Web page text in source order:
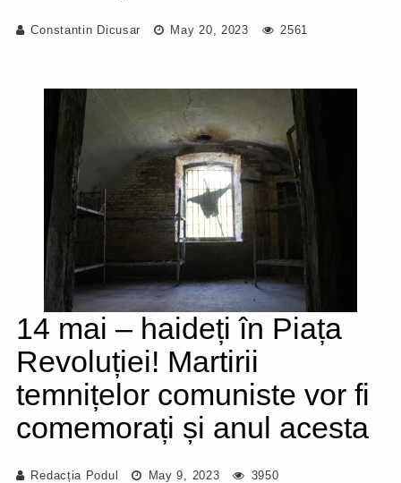
Constantin Dicusar May 20, 2023 2561
14 mai – haideți în Piața
Revoluției! Martirii
temnițelor comuniste vor fi
comemorați și anul acesta
Redacția Podul May 9, 2023 3950